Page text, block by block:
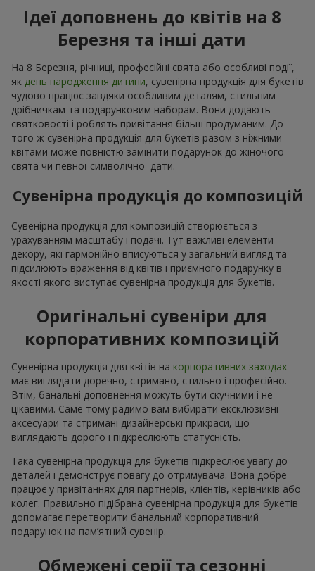
Ідеї доповнень до квітів на 8
Березня та інші дати
На 8 Березня, річниці, професійні свята або особливі події,
як день народження дитини, сувенірна продукція для букетів
чудово працює завдяки особливим деталям, стильним
дрібничкам та подарунковим наборам. Вони додають
святковості і роблять привітання більш продуманим. До
того ж сувенірна продукція для букетів разом з ніжними
квітами може повністю замінити подарунок до жіночого
свята чи певної символічної дати.
Сувенірна продукція до композицій
Сувенірна продукція для композицій створюється з
урахуванням масштабу і подачі. Тут важливі елементи
декору, які гармонійно вписуються у загальний вигляд та
підсилюють враження від квітів і приємного подарунку в
якості якого виступає сувенірна продукція для букетів.
Оригінальні сувеніри для
корпоративних композицій
Сувенірна продукція для квітів на корпоративних заходах
має виглядати доречно, стримано, стильно і професійно.
Втім, банальні доповнення можуть бути скучними і не
цікавими. Саме тому радимо вам вибирати ексклюзивні
аксесуари та стримані дизайнерські прикраси, що
виглядають дорого і підкреслюють статусність.
Така сувенірна продукція для букетів підкреслює увагу до
деталей і демонструє повагу до отримувача. Вона добре
працює у привітаннях для партнерів, клієнтів, керівників або
колег. Правильно підібрана сувенірна продукція для букетів
допомагає перетворити банальний корпоративний
подарунок на пам’ятний сувенір.
Обмежені серії та сезонні